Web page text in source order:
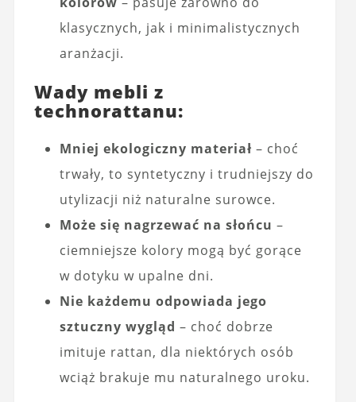
klasycznych, jak i minimalistycznych
aranżacji.
Wady mebli z
technorattanu:
Mniej ekologiczny materiał – choć
trwały, to syntetyczny i trudniejszy do
utylizacji niż naturalne surowce.
Może się nagrzewać na słońcu –
ciemniejsze kolory mogą być gorące
w dotyku w upalne dni.
Nie każdemu odpowiada jego
sztuczny wygląd – choć dobrze
imituje rattan, dla niektórych osób
wciąż brakuje mu naturalnego uroku.